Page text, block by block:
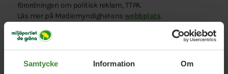
Samtycke Information Om
förordningen om politisk reklam, TTPA.
Läs mer på Mediemyndighetenswebbplats.
och inför val för att sprida vår politik och våra budskap.
Nedan redovisad annonsering är bekostad av Miljöpartiet i
medel.